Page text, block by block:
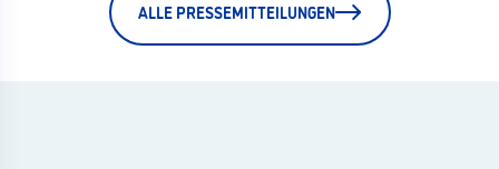
ALLE PRESSEMITTEILUNGEN